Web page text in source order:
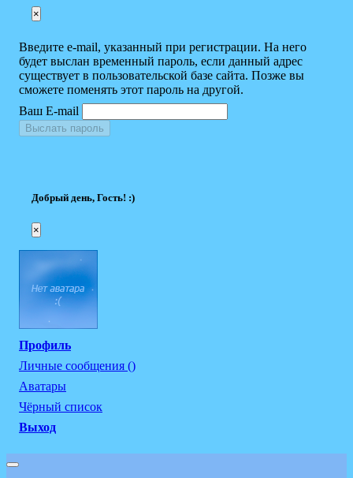
×
Введите e-mail, указанный при регистрации. На него
будет выслан временный пароль, если данный адрес
существует в пользовательской базе сайта. Позже вы
сможете поменять этот пароль на другой.
Ваш E-mail
Выслать пароль
Добрый день, Гость! :)
×
Профиль
Личные сообщения ()
Аватары
Чёрный список
Выход